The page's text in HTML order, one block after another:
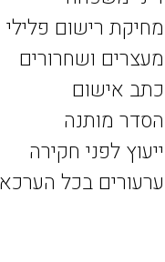
מחיקת רישום פלילי
מעצרים ושחרורים
כתב אישום
הסדר מותנה
ייעוץ לפני חקירה
ערעורים בכל